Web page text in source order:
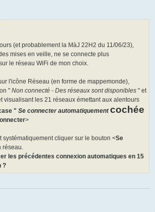
(et probablement la MàJ 22H2 du 11/06/23),
mises en veille, ne se connecte plus
le réseau WiFi de mon choix.
l'icône Réseau (en forme de mappemonde),
" Non connecté - Des réseaux sont disponibles " et
visualisant les 21 réseaux émettant aux alentours
" Se connecter automatiquementcochée
>
systématiquement cliquer sur le bouton <Se
réseau.
les précédentes connexion automatiques en 15
?